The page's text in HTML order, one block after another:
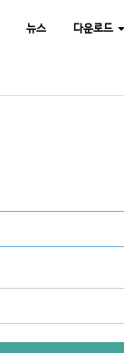
뉴스 다운로드